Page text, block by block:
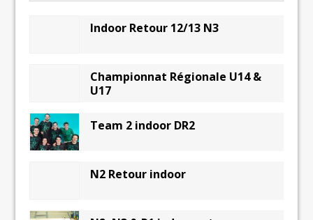
Indoor Retour 12/13 N3
Championnat Régionale U14 &
Team 2 indoor DR2
N2 Retour indoor